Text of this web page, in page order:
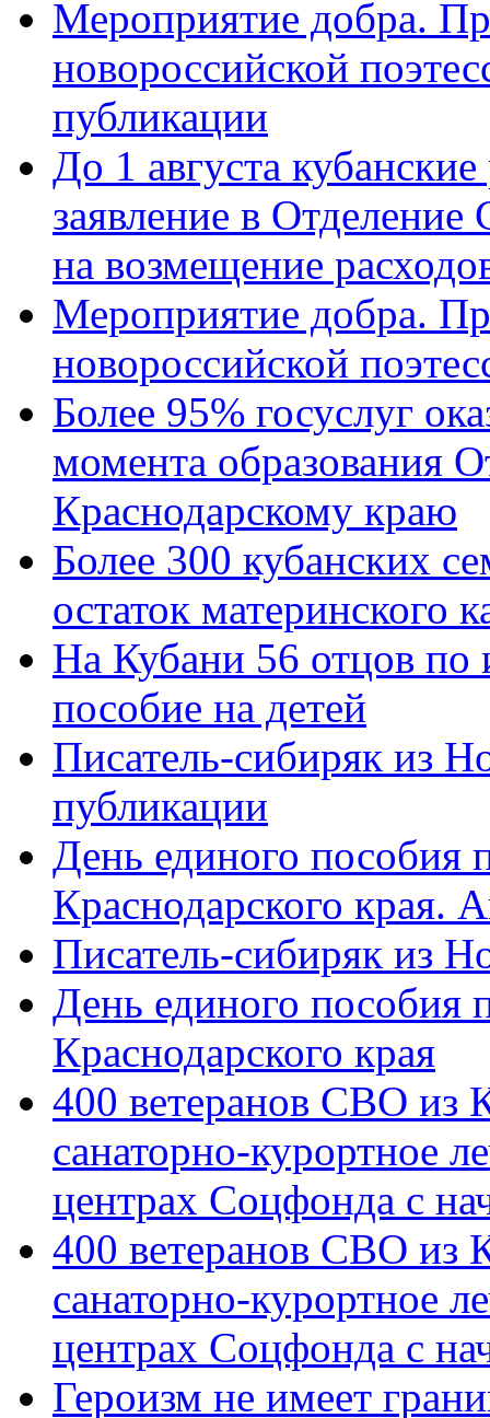
Мероприятие добра.
новороссийской
публикации
До 1 августа
заявление в
на возмещение
Мероприятие добра.
новороссийской
Более 95% госуслуг
момента образования
Краснодарскому краю
Более 300 кубанских
остаток материнского
На Кубани 56 отцов по
пособие на детей
Писатель-сибиряк из
публикации
День единого пособия
Краснодарского края.
Писатель-сибиряк из
День единого пособия
Краснодарского края
400 ветеранов СВО из
санаторно-курортное
центрах Соцфонда с
400 ветеранов СВО из
санаторно-курортное
центрах Соцфонда с
Героизм не имеет